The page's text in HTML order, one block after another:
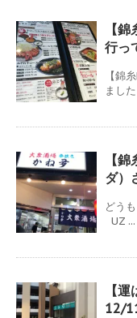
【
行っ
【錦
まし
【
ダ）
どう
UZ ...
【
12/